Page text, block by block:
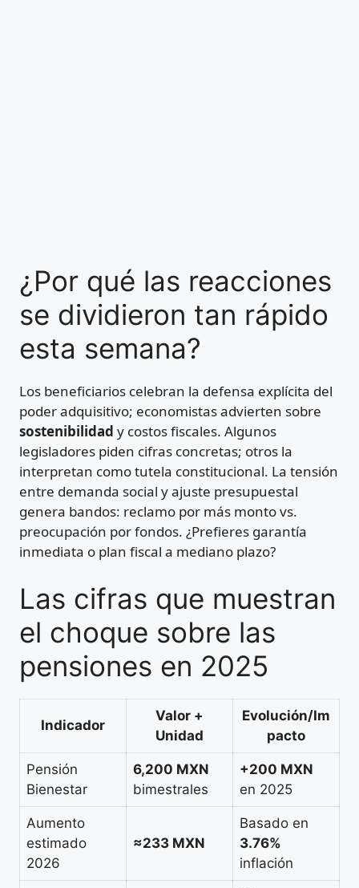
¿Por qué las reacciones
se dividieron tan rápido
esta semana?
Los beneficiarios celebran la defensa explícita del
poder adquisitivo; economistas advierten sobre
sostenibilidad y costos fiscales. Algunos
legisladores piden cifras concretas; otros la
interpretan como tutela constitucional. La tensión
entre demanda social y ajuste presupuestal
genera bandos: reclamo por más monto vs.
preocupación por fondos. ¿Prefieres garantía
inmediata o plan fiscal a mediano plazo?
Las cifras que muestran
el choque sobre las
pensiones en 2025
Indicador
Valor +
Unidad
Evolución/Im
pacto
Pensión
Bienestar
6,200 MXN
bimestrales
+200 MXN
en 2025
Aumento
estimado
2026
≈233 MXN
Basado en
3.76%
inflación